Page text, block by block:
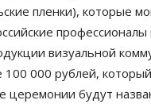
пленки), которые
профессионалы
визуальной
000 рублей,
будут